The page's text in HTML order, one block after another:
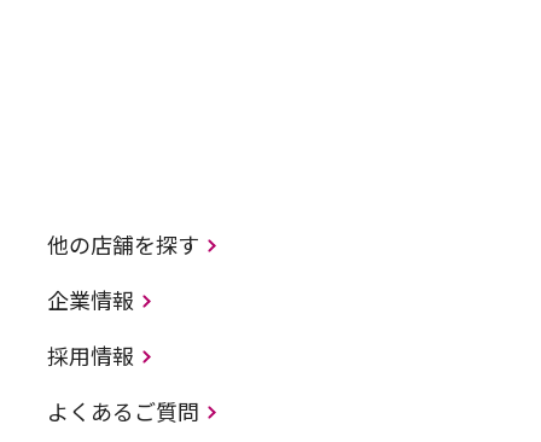
他の店舗を探す
企業情報
採用情報
よくあるご質問